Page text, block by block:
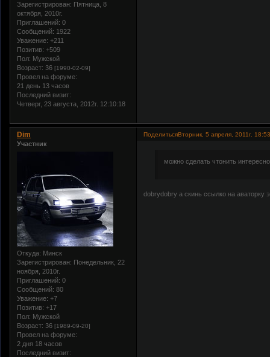
Зарегистрирован: Пятница, 8
октября, 2010г.
Приглашений: 0
Сообщений: 1922
Уважение: +211
Позитив: +509
Пол: Мужской
Возраст: 36 [1990-02-09]
Провел на форуме:
21 день 13 часов
Последний визит:
Четверг, 23 августа, 2012г. 12:10:18
ПоделитьсяВторник, 5 апреля, 2011г.
Dim
Участник
Откуда: Минск
Зарегистрирован: Понедельник, 22
ноября, 2010г.
Приглашений: 0
Сообщений: 80
Уважение: +7
Позитив: +17
Пол: Мужской
Возраст: 36 [1989-09-20]
Провел на форуме:
2 дня 18 часов
Последний визит:
можно сделать чтонить
dobrydobry а скинь ссылко на аваторку